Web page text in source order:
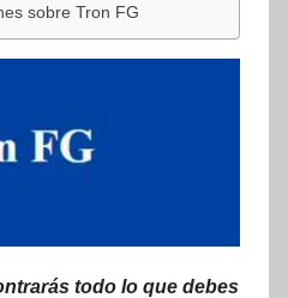
sobre Tron FG
todo lo que debes